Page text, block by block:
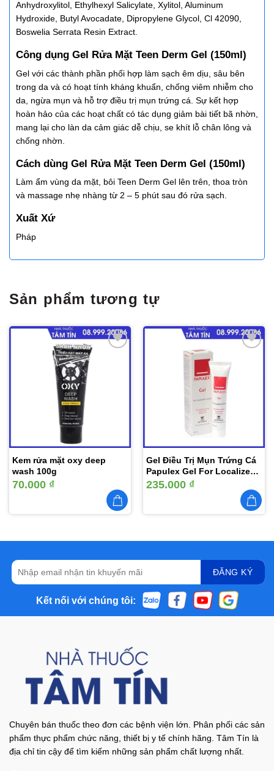
Anhydroxylitol, Ethylhexyl Salicylate, Xylitol, Aluminum
Hydroxide, Butyl Avocadate, Dipropylene Glycol, Cl 42090,
Boswelia Serrata Resin Extract.
Công dụng Gel Rửa Mặt Teen Derm Gel (150ml)
Gel với các thành phần phối hợp làm sạch êm dịu, sâu bên
trong da và có hoạt tính kháng khuẩn, chống viêm nhiễm cho
da, ngừa mụn và hỗ trợ điều trị mụn trứng cá. Sự kết hợp
hoàn hảo của các hoạt chất có tác dụng giảm bài tiết bã nhờn,
mang lại cho làn da cảm giác dễ chịu, se khít lỗ chân lông và
chống nhờn.
Cách dùng Gel Rửa Mặt Teen Derm Gel (150ml)
Làm ẩm vùng da mặt, bôi Teen Derm Gel lên trên, thoa tròn
và massage nhẹ nhàng từ 2 – 5 phút sau đó rửa sạch.
Xuất Xứ
Pháp
Sản phẩm tương tự
Kem rửa mặt oxy deep
wash 100g
70.000 ₫
Gel Điều Trị Mụn Trứng Cá
Papulex Gel For Localized
Spots
235.000 ₫
Kết nối với chúng tôi:
Chuyên bán thuốc theo đơn các bệnh viện lớn. Phân phối các sản
phẩm thực phẩm chức năng, thiết bị y tế chính hãng. Tâm Tín là
địa chỉ tin cậy để tìm kiếm những sản phẩm chất lượng nhất.